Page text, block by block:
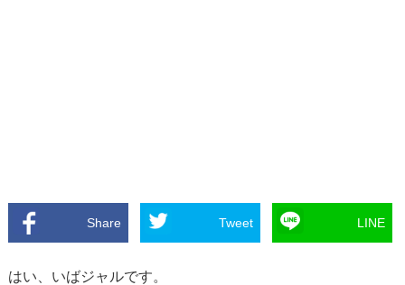
Share Tweet LINE
はい、いばジャルです。